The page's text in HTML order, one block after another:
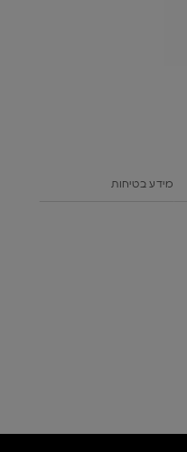
מידע בטיחות